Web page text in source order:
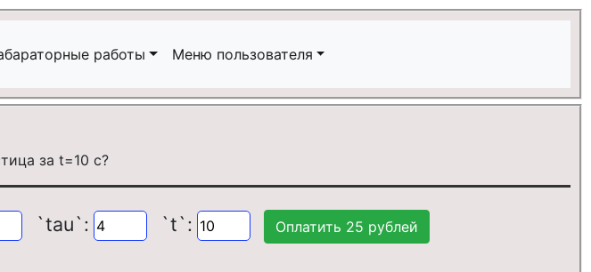
работы Меню пользователя
`tau`: `t`: